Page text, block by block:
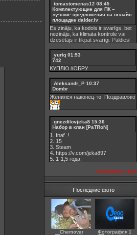
tomastomenas12 08:45
Комплектующие для ПК –
лучшие предложения на онлайн
площадке dalder.lv
Es zināju, ka kodols ir svarīgs, bet
nezināju, ka klimata kontrole vai
dzesētājs ir tikpat svarīgi. Paldies!
yuriq 01:53
742
КУПЛЮ КОБРУ
Aleksandr_P 10:37
Dombr
Женился наконец-то. Поздравляю
gnezdilovjeka8 15:36
Набор в клан [PaTRoN]
1. fnaf .!.
2. 15
3. Steam
4. https://v.com/jeka897
5. 1-1,5 годa
посмотреть все
Последние фото
Chernovar
Фотография 1